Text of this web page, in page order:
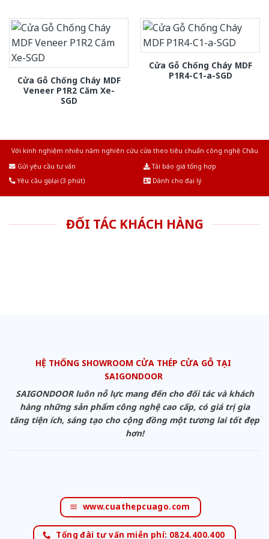
Cửa Gỗ Chống Cháy MDF
Veneer P1R2 Căm Xe-
SGD
Cửa Gỗ Chống Cháy MDF
P1R4-C1-a-SGD
Với kinh nghiệm nhiêu năm nghiên cứu cửa theo tiêu chuẩn công nghệ Châu
Gửi yêu cầu tư vấn
Tải báo giá tổng hợp
Yêu cầu gọi lại (3 phút)
Dành cho đại lý
ĐỐI TÁC KHÁCH HÀNG
HỆ THỐNG SHOWROOM CỬA THÉP CỬA GỖ TẠI
SAIGONDOOR
SAIGONDOOR luôn nỗ lực mang đến cho đối tác và khách
hàng những sản phẩm công nghệ cao cấp, có giá trị gia
tăng tiện ích, sáng tạo cho cộng đồng một tương lai tốt đẹp
hơn!
www.cuathepcuago.com
Tổng đài tư vấn miễn phí: 0824.400.400